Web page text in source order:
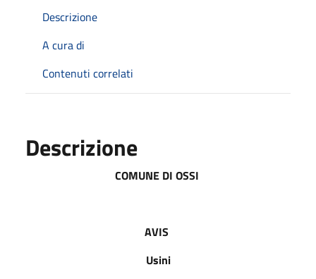
Descrizione
A cura di
Contenuti correlati
Descrizione
COMUNE DI OSSI
AVIS
Usini